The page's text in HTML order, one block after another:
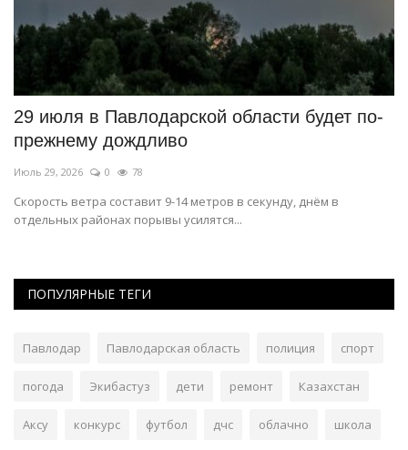
29 июля в Павлодарской области будет по-
прежнему дождливо
Июль 29, 2026 0 78
Скорость ветра составит 9-14 метров в секунду, днём в
отдельных районах порывы усилятся...
ПОПУЛЯРНЫЕ ТЕГИ
Павлодар Павлодарская область полиция спорт
погода Экибастуз дети ремонт Казахстан
Аксу конкурс футбол дчс облачно школа